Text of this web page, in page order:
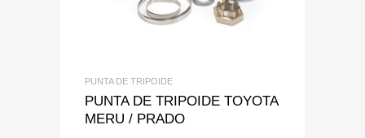
PUNTA DE TRIPOIDE
PUNTA DE TRIPOIDE TOYOTA
MERU / PRADO